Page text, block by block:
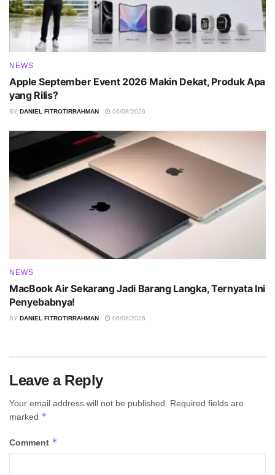
NEWS
Apple September Event 2026 Makin Dekat, Produk Apa
yang Rilis?
BY DANIEL FITROTIRRAHMAN 06/08/2026
NEWS
MacBook Air Sekarang Jadi Barang Langka, Ternyata Ini
Penyebabnya!
BY DANIEL FITROTIRRAHMAN 06/08/2026
Leave a Reply
Your email address will not be published.
Required fields are
marked *
Comment *